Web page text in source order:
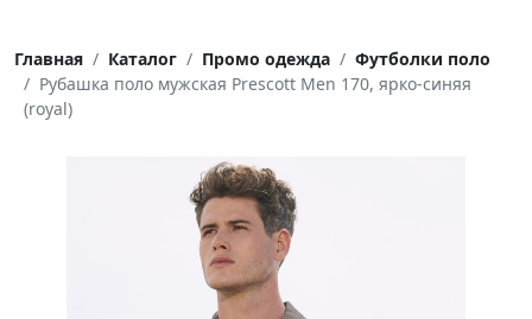
Главная Каталог Промо одежда
Футболки поло
Рубашка поло мужская Prescott Men 170, ярко-синяя
(royal)